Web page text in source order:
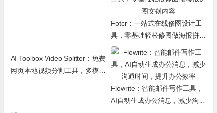
AI Toolbox Video Splitter：免费
网页本地视频分割工具，多模式
具，零基础轻松修图做海报拼图